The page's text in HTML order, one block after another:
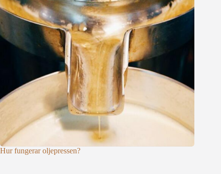
Hur fungerar oljepressen?